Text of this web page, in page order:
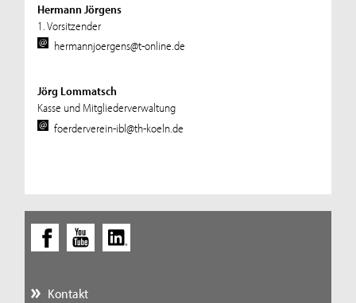
Hermann Jörgens
1. Vorsitzender
hermannjoergens@t-online.de
Jörg Lommatsch
Kasse und Mitgliederverwaltung
foerderverein-ibl@th-koeln.de
Kontakt